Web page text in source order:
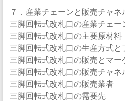
７．産業チェーンと販売チャネ
三脚回転式改札口の産業チェー
三脚回転式改札口の主要原材料
三脚回転式改札口の生産方式と
三脚回転式改札口の販売とマー
三脚回転式改札口の販売チャネ
三脚回転式改札口の販売業者
三脚回転式改札口の需要先